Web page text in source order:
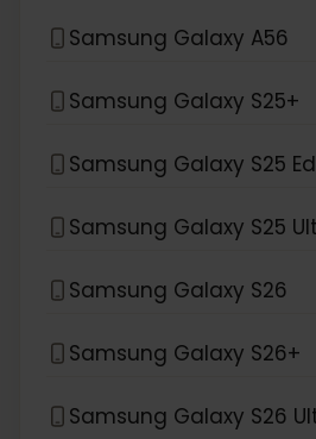
Samsung Galaxy A56
Samsung Galaxy S25+
Samsung Galaxy S25
Samsung Galaxy S25
Samsung Galaxy S26
Samsung Galaxy S26+
Samsung Galaxy S26